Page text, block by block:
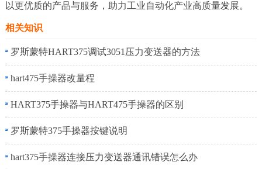
以更优质的产品与服务，助力工业自动化产业高质量发展。
相关知识
罗斯蒙特HART375调试3051压力变送器的方法
hart475手操器改量程
HART375手操器与HART475手操器的区别
罗斯蒙特375手操器按键说明
hart375手操器连接压力变送器通讯错误怎么办